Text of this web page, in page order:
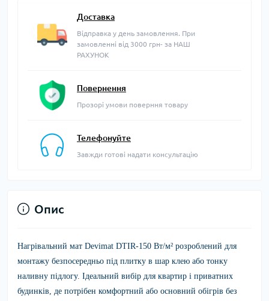
Доставка
Відправка у день замовлення. При
замовленні від 3000 грн- за НАШ
РАХУНОК
Повернення
Прозорі умови поверння товару
Телефонуйте
Завжди готові надати консультацію
Опис
Нагрівальний мат Devimat DTIR-150 Вт/м² розроблений для
монтажу безпосередньо під плитку в шар клею або тонку
наливну підлогу. Ідеальний вибір для квартир і приватних
будинків, де потрібен комфортний або основний обігрів без